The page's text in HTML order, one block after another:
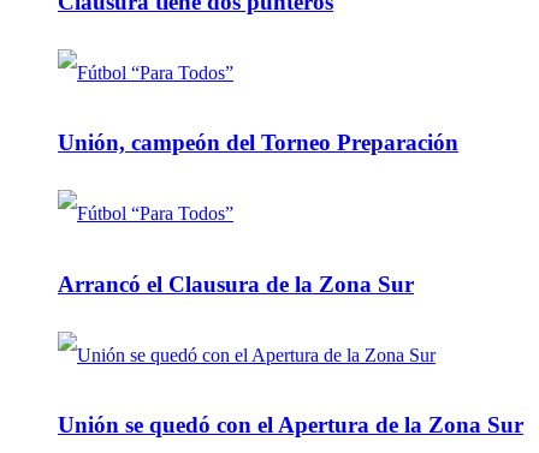
Unión, campeón del Torneo Preparación
Arrancó el Clausura de la Zona Sur
Unión se quedó con el Apertura de la Zona Sur